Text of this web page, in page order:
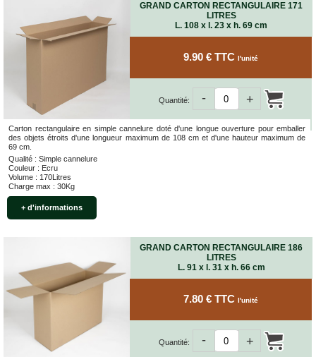
GRAND CARTON RECTANGULAIRE 171
LITRES
L. 108 x l. 23 x h. 69 cm
Carton rectangulaire en simple cannelure doté d'une longue ouverture pour emballer
des objets étroits d'une longueur maximum de 108 cm et d'une hauteur maximum de
69 cm.
Qualité : Simple cannelure
Couleur : Ecru
Volume : 170Litres
Charge max : 30Kg
+ d'informations
9.90 € TTC l'unité
Quantité: +
-
GRAND CARTON RECTANGULAIRE 186
LITRES
L. 91 x l. 31 x h. 66 cm
7.80 € TTC l'unité
Quantité: +
-